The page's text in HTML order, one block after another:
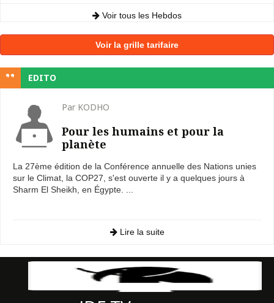
Voir tous les Hebdos
Voir la grille tarifaire
EDITO
Par KODHO
Pour les humains et pour la
planète
La 27ème édition de la Conférence annuelle des Nations unies
sur le Climat, la COP27, s'est ouverte il y a quelques jours à
Sharm El Sheikh, en Égypte. ...
Lire la suite